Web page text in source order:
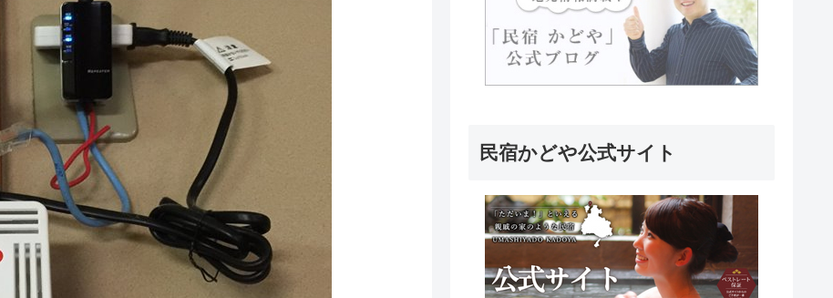
民宿かどや公式サイト